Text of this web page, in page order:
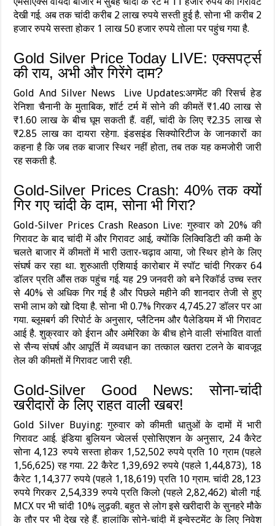
देखी गई. अब तक चांदी करीब 2 लाख रुपये सस्ती हुई है. सोना भी करीब 2
हजार रुपये सस्ता होकर 1 लाख 50 हजार रुपये तोला पर पहुंच गया है.
Gold Silver Price Today LIVE: एक्सपर्ट्स
की राय, अभी और गिरेंगे दाम?
Gold And Silver News Live Updates:अगमेंट की रिसर्च हेड
रेनिशा चैनानी के मुताबिक, शॉर्ट टर्म में सोने की कीमतें ₹1.40 लाख से
₹1.60 लाख के बीच घूम सकती हैं. वहीं, चांदी के लिए ₹2.35 लाख से
₹2.85 लाख का दायरा रहेगा. इंडसइंड सिक्योरिटीज के जानकारों का
कहना है कि जब तक बाजार स्थिर नहीं होता, तब तक यह कमजोरी जारी
रह सकती है.
Gold-Silver Prices Crash: 40% तक क्‍यों
गिर गए चांदी के दाम, सोना भी गिरा?
Gold-Silver Prices Crash Reason Live: गुरुवार को 20% की
गिरावट के बाद चांदी में और गिरावट आई, क्योंकि लिक्विडिटी की कमी के
चलते बाजार में कीमतों में भारी उतार-चढ़ाव आया, जो स्थिर होने के लिए
संघर्ष कर रहा था. शुरुआती एशियाई कारोबार में स्पॉट चांदी गिरकर 64
डॉलर प्रति औंस तक पहुंच गई. यह 29 जनवरी को बने रिकॉर्ड उच्च स्तर
से 40% से अधिक गिर गई है और पिछले महीने की शानदार तेजी से हुए
सभी लाभ को खो दिया है. सोना भी 0.7% गिरकर 4,745.27 डॉलर पर आ
गया. ब्लूमबर्ग की रिपोर्ट के अनुसार, प्लैटिनम और पैलेडियम में भी गिरावट
आई है. शुक्रवार को ईरान और अमेरिका के बीच होने वाली संभावित वार्ता
से सैन्य संघर्ष और आपूर्ति में व्यवधान का तत्काल खतरा टलने के बावजूद
तेल की कीमतों में गिरावट जारी रही.
Gold-Silver Good News: सोना-चांदी
खरीदारों के लिए राहत वाली खबर!
Gold Silver Buying: गुरुवार को कीमती धातुओं के दामों में भारी
गिरावट आई. इंडिया बुलियन ज्वेलर्स एसोसिएशन के अनुसार, 24 कैरेट
सोना 4,123 रुपये सस्ता होकर 1,52,502 रुपये प्रति 10 ग्राम (पहले
1,56,625) रह गया. 22 कैरेट 1,39,692 रुपये (पहले 1,44,873), 18
कैरेट 1,14,377 रुपये (पहले 1,18,619) प्रति 10 ग्राम. चांदी 28,123
रुपये गिरकर 2,54,339 रुपये प्रति किलो (पहले 2,82,462) बोली गई.
MCX पर भी चांदी 10% लुढ़की. बहुत से लोग इसे खरीदारी के सुनहरे मौके
के तौर पर भी देख रहे हैं. हालांकि सोने-चांदी में इन्‍वेस्‍टमेंट के लिए निवेश